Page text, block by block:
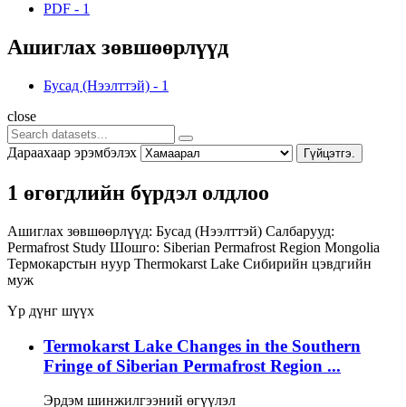
PDF - 1
Ашиглах зөвшөөрлүүд
Бусад (Нээлттэй) - 1
close
Дараахаар эрэмбэлэх Гүйцэтгэ.
1 өгөгдлийн бүрдэл олдлоо
Ашиглах зөвшөөрлүүд: Бусад (Нээлттэй) Салбарууд:
Permafrost Study Шошго: Siberian Permafrost Region Mongolia
Термокарстын нуур Thermokarst Lake Сибирийн цэвдгийн
муж
Үр дүнг шүүх
Termokarst Lake Changes in the Southern
Fringe of Siberian Permafrost Region ...
Эрдэм шинжилгээний өгүүлэл